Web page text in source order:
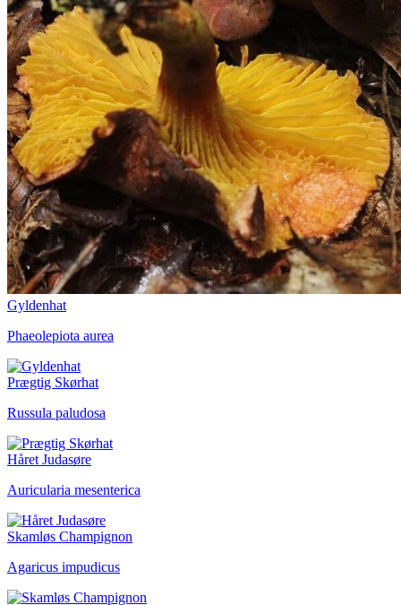
Gyldenhat
Phaeolepiota aurea
Prægtig Skørhat
Russula paludosa
Håret Judasøre
Auricularia mesenterica
Skamløs Champignon
Agaricus impudicus